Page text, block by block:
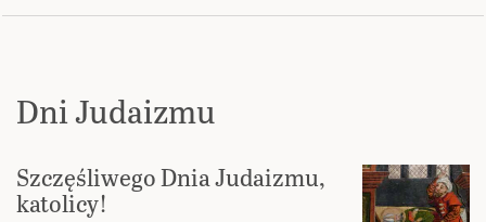
Dni Judaizmu
Szczęśliwego Dnia Judaizmu,
katolicy!